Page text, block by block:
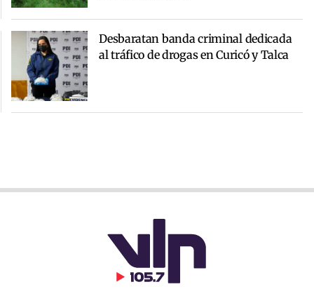
Desbaratan banda criminal dedicada
al tráfico de drogas en Curicó y Talca